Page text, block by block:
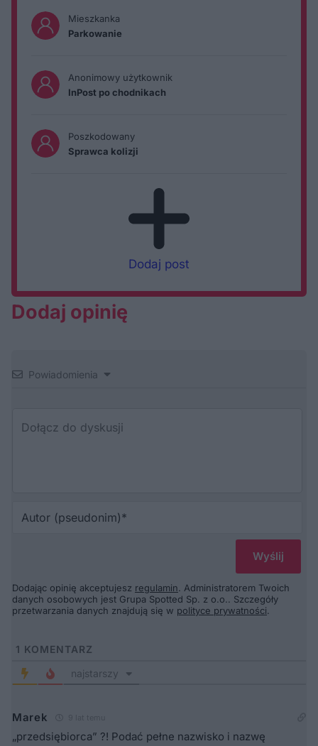
Mieszkanka
Parkowanie
Anonimowy użytkownik
InPost po chodnikach
Poszkodowany
Sprawca kolizji
Dodaj post
Dodaj opinię
Powiadomienia
Dodając opinię akceptujesz regulamin. Administratorem Twoich
danych osobowych jest Grupa Spotted Sp. z o.o.. Szczegóły
przetwarzania danych znajdują się w polityce prywatności.
1 KOMENTARZ
najstarszy
Marek
„przedsiębiorca” ?! Podać pełne nazwisko i nazwę